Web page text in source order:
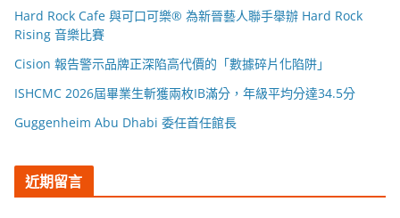
Hard Rock Cafe 與可口可樂® 為新晉藝人聯手舉辦 Hard Rock
Rising 音樂比賽
Cision 報告警示品牌正深陷高代價的「數據碎片化陷阱」
ISHCMC 2026屆畢業生斬獲兩枚IB滿分，年級平均分達34.5分
Guggenheim Abu Dhabi 委任首任館長
近期留言